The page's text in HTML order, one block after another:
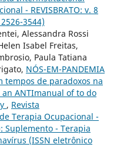
- REVISBRATO: v. 8
3544)
Alessandra Rossi
Isabel Freitas,
Paula Tatiana
NÓS-EM-PANDEMIA
tempos de paradoxos na
an ANTImanual of to do
, Revista
Terapia Ocupacional -
Suplemento - Terapia
(ISSN eletrônico